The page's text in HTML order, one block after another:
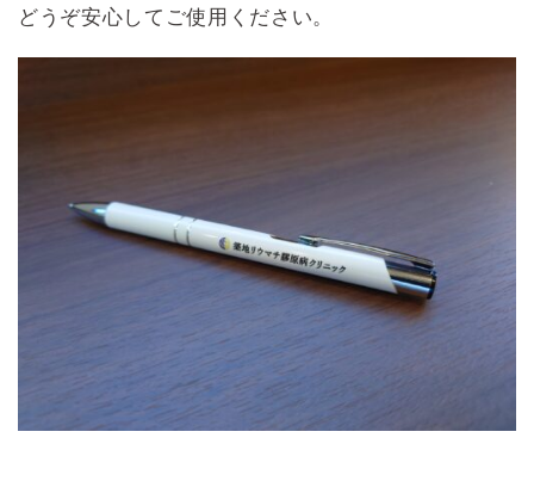
どうぞ安心してご使用ください。